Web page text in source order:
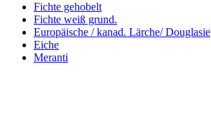
Fichte gehobelt
Fichte weiß grund.
Europäische / kanad. Lärche/ Douglasie
Eiche
Meranti